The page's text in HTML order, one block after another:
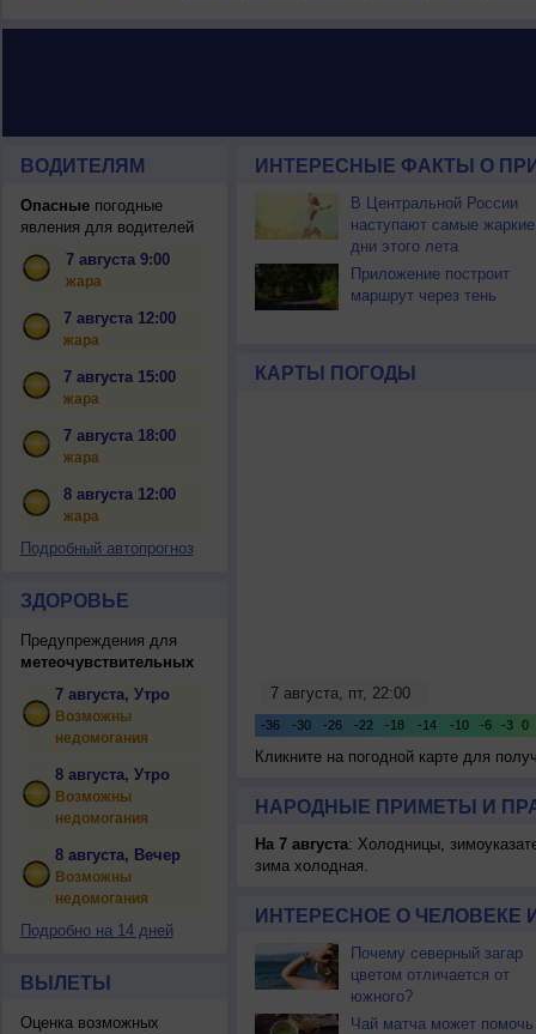
ВОДИТЕЛЯМ
Опасныепогодные
явления для водителей
7 августа 9:00
жара
7 августа 12:00
жара
7 августа 15:00
жара
7 августа 18:00
жара
8 августа 12:00
жара
Подробный автопрогноз
ЗДОРОВЬЕ
Предупреждения для
метеочувствительных
7 августа, Утро
Возможны
недомогания
8 августа, Утро
Возможны
недомогания
8 августа, Вечер
Возможны
недомогания
Подробно на 14 дней
ВЫЛЕТЫ
Оценка возможных
ИНТЕРЕСНЫЕ ФАКТЫ О
В Центральной России
наступают самые жаркие
дни этого лета
Приложение построит
маршрут через тень
КАРТЫ ПОГОДЫ
Кликните на погодной карте для
НАРОДНЫЕ ПРИМЕТЫ И
На 7 августа: Холодницы,
зима холодная.
ИНТЕРЕСНОЕ О ЧЕЛОВЕКЕ
Почему северный загар
цветом отличается от
южного?
Чай матча может помочь